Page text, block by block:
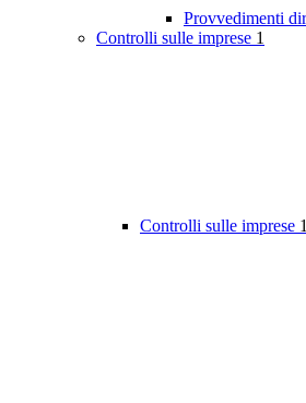
Provvedimenti
Controlli sulle imprese 1
Controlli sulle imprese 1